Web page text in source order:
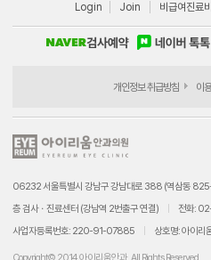
Login Join 비급여진료
개인정보 취급방침 이
06232 서울특별시 강남구 강남대로 388 (역삼동
층 검사ㆍ진료센터 (강남역 2번출구 연결)
전화:
사업자등록번호: 220-91-07885
상호명: 아이리
Copyright© 2014 아이리움안과. All Rights Reserved.